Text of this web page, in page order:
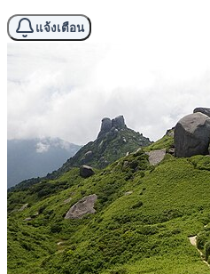
แจ้งเตือน